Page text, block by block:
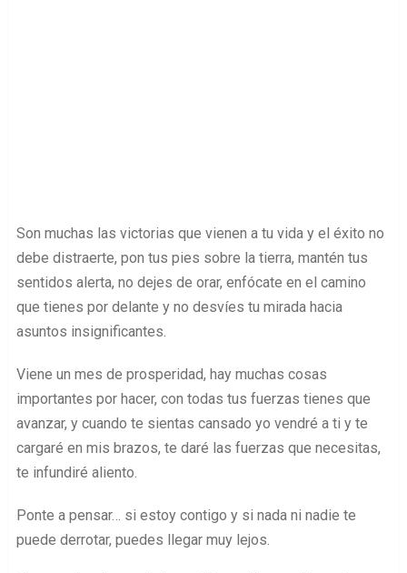
Son muchas las victorias que vienen a tu vida y el éxito no
debe distraerte, pon tus pies sobre la tierra, mantén tus
sentidos alerta, no dejes de orar, enfócate en el camino
que tienes por delante y no desvíes tu mirada hacia
asuntos insignificantes.
Viene un mes de prosperidad, hay muchas cosas
importantes por hacer, con todas tus fuerzas tienes que
avanzar, y cuando te sientas cansado yo vendré a ti y te
cargaré en mis brazos, te daré las fuerzas que necesitas,
te infundiré aliento.
Ponte a pensar… si estoy contigo y si nada ni nadie te
puede derrotar, puedes llegar muy lejos.